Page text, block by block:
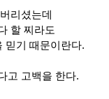
리셨는데
할 찌라도
믿기 때문이란다.
고 고백을 한다.